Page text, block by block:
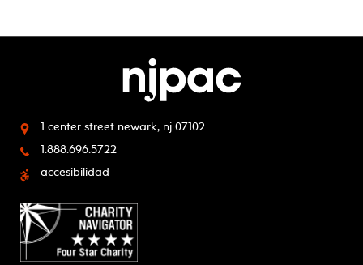
1 center street newark, nj 07102
1.888.696.5722
accesibilidad